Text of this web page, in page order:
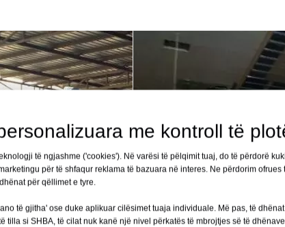
me kontroll të
të ngjashme ('cookies'). Në varësi të pëlqimit tuaj, do të përdorë
për të shfaqur reklama të bazuara në interes. Ne përdorim ofrues
për qëllimet e tyre.
të gjitha' ose duke aplikuar cilësimet tuaja individuale. Më pas, të
tilla si SHBA, të cilat nuk kanë një nivel përkatës të mbrojtjes së të